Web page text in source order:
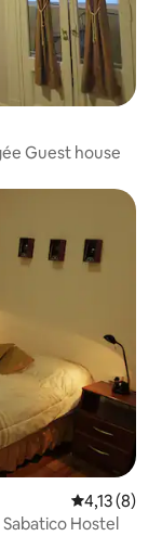
Guest house
Évaluation
4,13 (8)
Hostel